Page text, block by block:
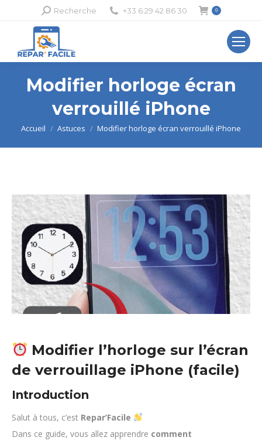
Recherche
Recherche +33 6 29 42 86 30 0
Modifier horloge écran
verrouillé iPhone
Vous êtes ici :
Accueil Astuces Modifier horloge écran verrouillé iPhone
Modifier l’horloge sur l’écran
de verrouillage iPhone (facile)
Introduction
Salut à tous, c’est Repar’Facile
Dans ce guide, vous allez apprendre comment